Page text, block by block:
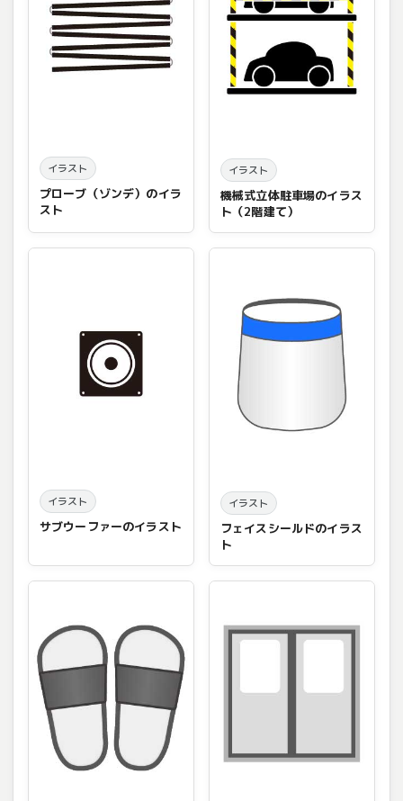
イラスト
プローブ（ゾンデ）のイラ
スト
イラスト
機械式立体駐車場のイラス
ト（2階建て）
イラスト
サブウーファーのイラスト
イラスト
フェイスシールドのイラス
ト